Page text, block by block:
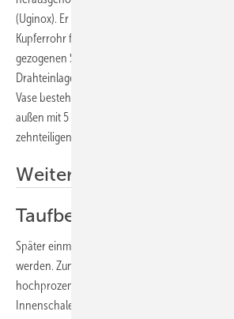
(Uginox). Er wird am Vasenboden durch ein
Kupferrohr fixiert, oben hängt man ihn an einer
gezogenen Sicke in den Kranz der Kupfervase
Drahteinlage oberhalb der Sicke. Der sichtbare,
Vase besteht aus zehn Kupfersegmenten in 0,6
außen mit 5 mm hohen Falzen verbunden sind
zehnteiligen, gewulsteten Kranz als oberem
Weitere Informationen
Taufbecken mit
Später einmal soll sein Taufbecken mit
werden. Zunächst aber ätzte Christian
hochprozentiger Salpetersäure christliche
Innenschale. Eine Taube mit Zweig im